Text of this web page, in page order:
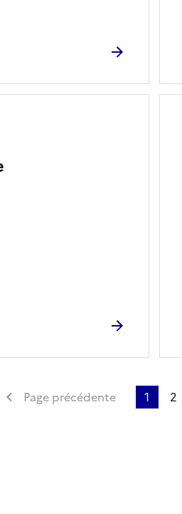
Première page
Page précédente 1 2